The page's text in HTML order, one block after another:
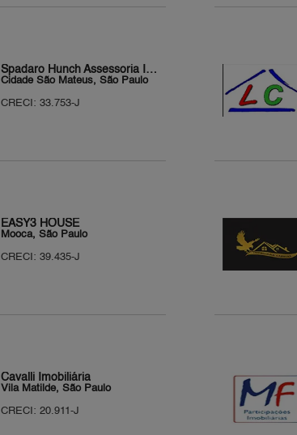
Spadaro Hunch Assessoria Imobiliária
Cidade São Mateus, São Paulo
CRECI: 33.753-J
EASY3 HOUSE
Mooca, São Paulo
CRECI: 39.435-J
Cavalli Imobiliária
Vila Matilde, São Paulo
CRECI: 20.911-J